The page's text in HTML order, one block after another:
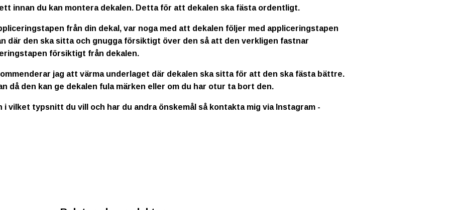
innan du kan montera dekalen. Detta för att dekalen ska fästa ordentligt.
från din dekal, var noga med att dekalen följer med appliceringstapen
där den ska sitta och gnugga försiktigt över den så att den verkligen fastnar
försiktigt från dekalen.
jag att värma underlaget där dekalen ska sitta för att den ska fästa bättre.
då den kan ge dekalen fula märken eller om du har otur ta bort den.
vilket typsnitt du vill och har du andra önskemål så kontakta mig via Instagram -